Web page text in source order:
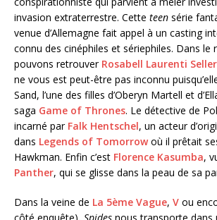
invasion extraterrestre. Cette teen série
venue d’Allemagne fait appel à un casting
connu des cinéphiles et sériephiles. Dans le
pouvons retrouver Rosabell Laurenti
ne vous est peut-être pas inconnu
Sand, l’une des filles d’Oberyn Martell et
saga Game of Thrones. Le détective de
incarné par Falk Hentschel, un acteur
dans Legends of Tomorrowoù il prêtait
Hawkman. Enfin c’est Florence Kasumba,
Panther, qui se glisse dans la peau de sa
Dans la veine de La 5ème Vague, V ou